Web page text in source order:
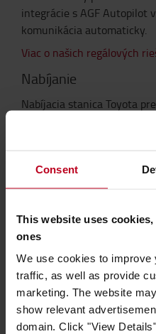
Consent
This website uses
ones
We use cookies to
traffic, as well as provide
marketing. The website
show relevant
domain. Click "View
integrácie s AGF Autopilot
komunikácia automaticky.
Viac o našich regálových
Nabíjanie
Nabíjacia stanica Toyota
umožňuje rýchle a
stanica dokáže spracovať
zatvorení zásuvky sa
aktuálny stav nabitia batérie.
Aplikácie v
Satelitné vozíky môžu
-30 °C. Skladovanie s
prevádzku v chladiarňach
prevádzkové a energetické
sú finančne nákladné.
Spät na stránku